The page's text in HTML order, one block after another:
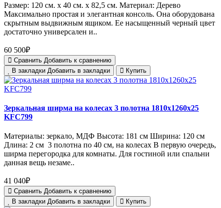
Размер: 120 см. х 40 см. х 82,5 см. Материал: Дерево
Максимально простая и элегантная консоль. Она оборудована
скрытным выдвижным ящиком. Ее насыщенный черный цвет
достаточно универсален и..
60 500₽
Сравнить Добавить к сравнению
В закладки Добавить в закладки Купить
Зеркальная ширма на колесах 3 полотна 1810х1260х25
KFC799
Материалы: зеркало, МДФ Высота: 181 см Ширина: 120 см
Длина: 2 см 3 полотна по 40 см, на колесах В первую очередь,
ширма перегородка для комнаты. Для гостиной или спальни
данная вещь незаме..
41 040₽
Сравнить Добавить к сравнению
В закладки Добавить в закладки Купить